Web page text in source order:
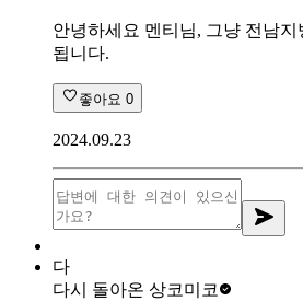
안녕하세요 멘티님, 그냥 전남
됩니다.
좋아요 0
2024.09.23
다
다시 돌아온 상코미코